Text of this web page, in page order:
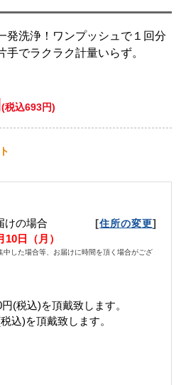
発洗浄！ワンプッシュで１回分
でラクラク計量いらず。
(税込693円)
けの場合 [住所の変更]
日（月）
中した場合等、お届けに時間を頂く場合がござ
円(税込)を頂戴致します。
込)を頂戴致します。